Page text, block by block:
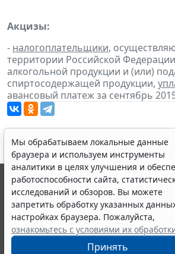
Акцизы:
- налогоплательщики,
территории Российской
алкогольной продукции и (или)
спиртосодержащей продукции,
авансовый платеж за сентябрь
Мы обрабатываем локальные данные
браузера и используем инструменты
аналитики в целях улучшения и
работоспособности сайта,
исследований и обзоров. Вы можете
запретить обработку указанных
настройках браузера. Пожалуйста,
ознакомьтесь с условиями их
Принять
© ООО "НПП "ГАРАНТ-СЕРВИС", 2026.
выпускается с 1990 года. Компания
являются участниками Российской
информации ГАРАНТ.
Портал ГАРАНТ.РУ зарегистрирован в
издания Федеральной службой по